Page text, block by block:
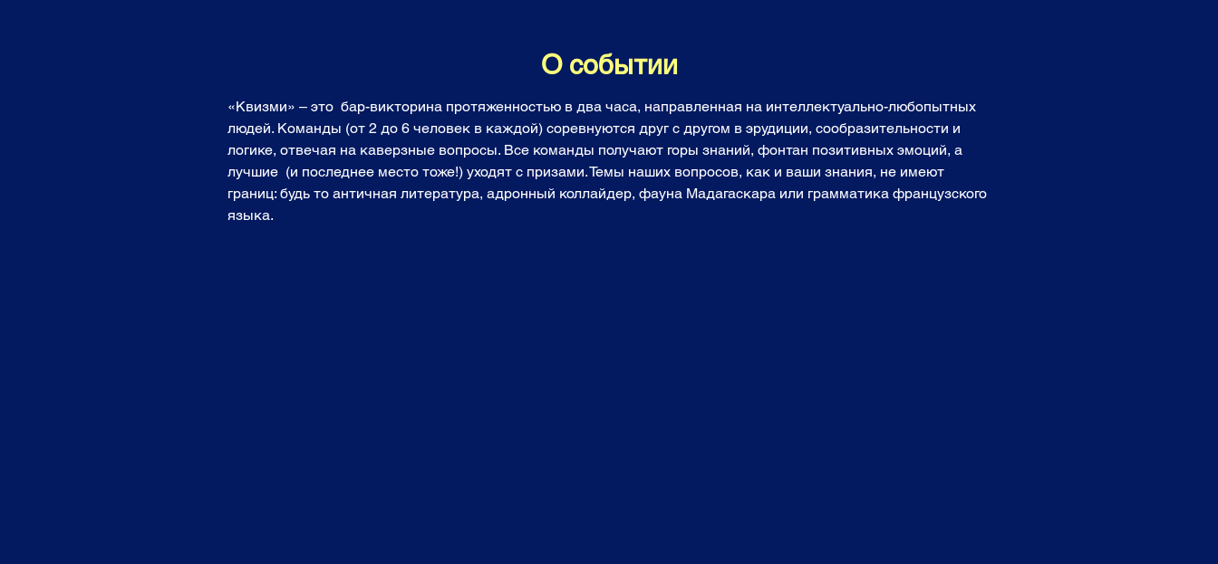
О событии
«Квизми» – это  бар-викторина протяженностью в два часа, направленная на интеллектуально-любопытных
людей. Команды (от 2 до 6 человек в каждой) соревнуются друг с другом в эрудиции, сообразительности и
логике, отвечая на каверзные вопросы. Все команды получают горы знаний, фонтан позитивных эмоций, а
лучшие  (и последнее место тоже!) уходят с призами. Темы наших вопросов, как и ваши знания, не имеют
границ: будь то античная литература, адронный коллайдер, фауна Мадагаскара или грамматика французского
языка.